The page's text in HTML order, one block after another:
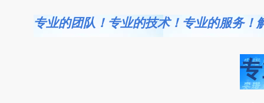
专业的团队！专业的技术！专业的服务